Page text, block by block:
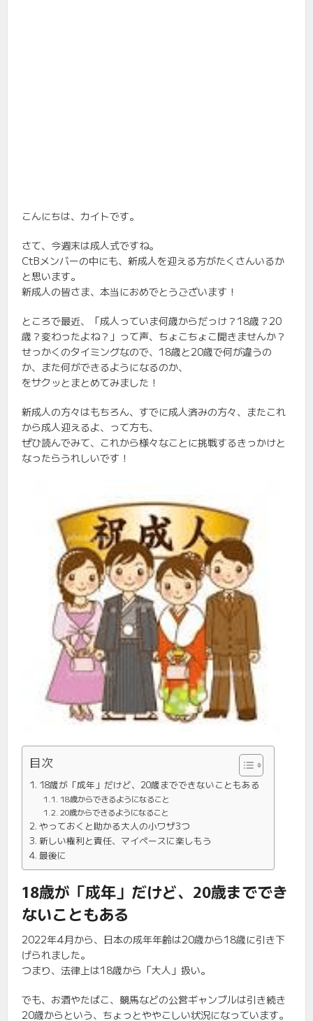
こんにちは、カイトです。
さて、今週末は成人式ですね。
CtBメンバーの中にも、新成人を迎える方がたくさんいるか
と思います。
新成人の皆さま、本当におめでとうございます！
ところで最近、「成人っていま何歳からだっけ？18歳？20
歳？変わったよね？」って声、ちょこちょこ聞きませんか？
せっかくのタイミングなので、18歳と20歳で何が違うの
か、また何ができるようになるのか、
をサクッとまとめてみました！
新成人の方々はもちろん、すでに成人済みの方々、またこれ
から成人迎えるよ、って方も、
ぜひ読んでみて、これから様々なことに挑戦するきっかけと
なったらうれしいです！
目次
18歳が「成年」だけど、20歳までできないこともある
18歳からできるようになること
20歳からできるようになること
やっておくと助かる大人の小ワザ3つ
新しい権利と責任、マイペースに楽しもう
最後に
18歳が「成年」だけど、20歳まででき
ないこともある
2022年4月から、日本の成年年齢は20歳から18歳に引き下
げられました。
つまり、法律上は18歳から「大人」扱い。
でも、お酒やたばこ、競馬などの公営ギャンブルは引き続き
20歳からという、ちょっとややこしい状況になっています。